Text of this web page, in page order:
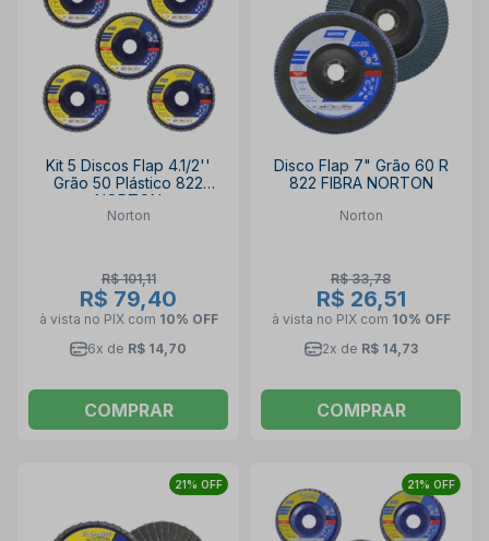
Kit 5 Discos Flap 4.1/2''
Grão 50 Plástico 822
NORTON
Norton
R$ 101,11
R$ 79,40
à vista no PIX com 10% OFF
6x de R$ 14,70
COMPRAR
Disco Flap 7" Grão 60 R
822 FIBRA NORTON
Norton
R$ 33,78
R$ 26,51
à vista no PIX com 10% OFF
2x de R$ 14,73
COMPRAR
21% OFF 21% OFF